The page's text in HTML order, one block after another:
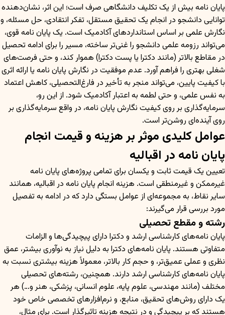
پایان نامه بیش از یک تکلیف دانشگاهی صرف است؛ این اثر، نشان‌دهنده
توانایی دانشجو در انجام یک تحقیق مستقل، تفکر انتقادی، حل مسئله، و
نگارش علمی بر اساس استانداردهای آکادمیک است. یک پایان نامه قوی،
می‌تواند رزومه علمی دانشجو را غنی‌تر ساخته، مسیر را برای ادامه تحصیل
در مقاطع بالاتر (مانند دکترا یا پست دکترا) هموار کند، و حتی فرصت‌های
شغلی بهتری را فراهم آورد. عدم موفقیت در نگارش پایان نامه یا ارائه اثری
با کیفیت پایین، می‌تواند منجر به تأخیر در فارغ‌التحصیلی، کاهش اعتماد
به نفس علمی، و حتی لطمه به اعتبار آکادمیک شود. از این رو،
سرمایه‌گذاری بر روی کیفیت نگارش پایان نامه، در واقع سرمایه‌گذاری بر
روی آینده‌ای روشن‌تر است.
عوامل کلیدی موثر بر هزینه و قیمت انجام
پایان نامه در اقبالیه
تعیین یک قیمت ثابت و یکسان برای تمامی پروژه‌های پایان نامه
غیرممکن و غیرمنطقی است. هزینه انجام پایان نامه در اقبالیه، همانند
سایر نقاط، به مجموعه‌ای از عوامل بستگی دارد که در ادامه به تفصیل
مورد بررسی قرار می‌گیرند:
رشته و مقطع تحصیلی
پایان نامه‌های کارشناسی ارشد و دکترا دارای پیچیدگی‌ها و الزامات
متفاوتی هستند. پایان نامه‌های دکترا به دلیل نیاز به نوآوری بیشتر، عمق
نظری و عملی عمیق‌تر، و حجم کار بالاتر، معمولاً هزینه بیشتری نسبت به
پایان نامه‌های کارشناسی ارشد دارند. همچنین، رشته‌های تحصیلی
مختلف (مانند مهندسی، علوم پایه، علوم انسانی، پزشکی، هنر و…) هر
یک دارای روش‌های تحقیق، منابع، و نرم‌افزارهای تخصصی خاص خود
هستند که بر پیچیدگی و در نتیجه هزینه تاثیرگذار است. برای مثال،